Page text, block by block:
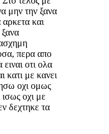
μην την ξανα
και
περα απο
οτι ολα
κατι με κανει
οχι ομως
οχι με
δεχτηκε τα